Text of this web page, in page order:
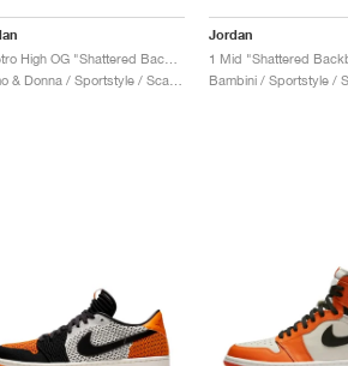
Jordan
1 Mid "Shattered
Bambini / Sportstyle /